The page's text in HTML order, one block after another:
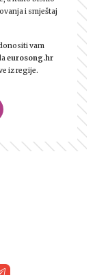
i smještaj
vam
eurosong.hr
iz regije.